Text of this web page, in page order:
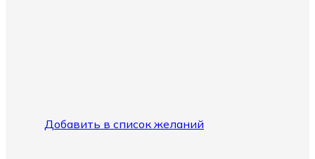
Добавить в список желаний